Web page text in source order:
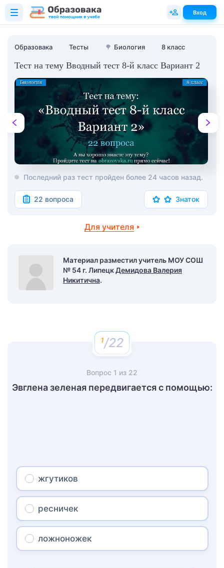
Образовака Тесты 🌳 Биология 8 класс
Тест на тему Вводный тест 8-й класс Вариант 2
Последний раз тест пройден более 24 часов назад.
22 вопроса Знаток
Для учителя
Материал разместил учитель МОУ СОШ
№ 54 г. ЛипецкДемидова Валерия
Никитична.
/22
Вопрос 1 из 22
Эвглена зеленая передвигается с помощью:
жгутиков
ресничек
ложноножек
Вход